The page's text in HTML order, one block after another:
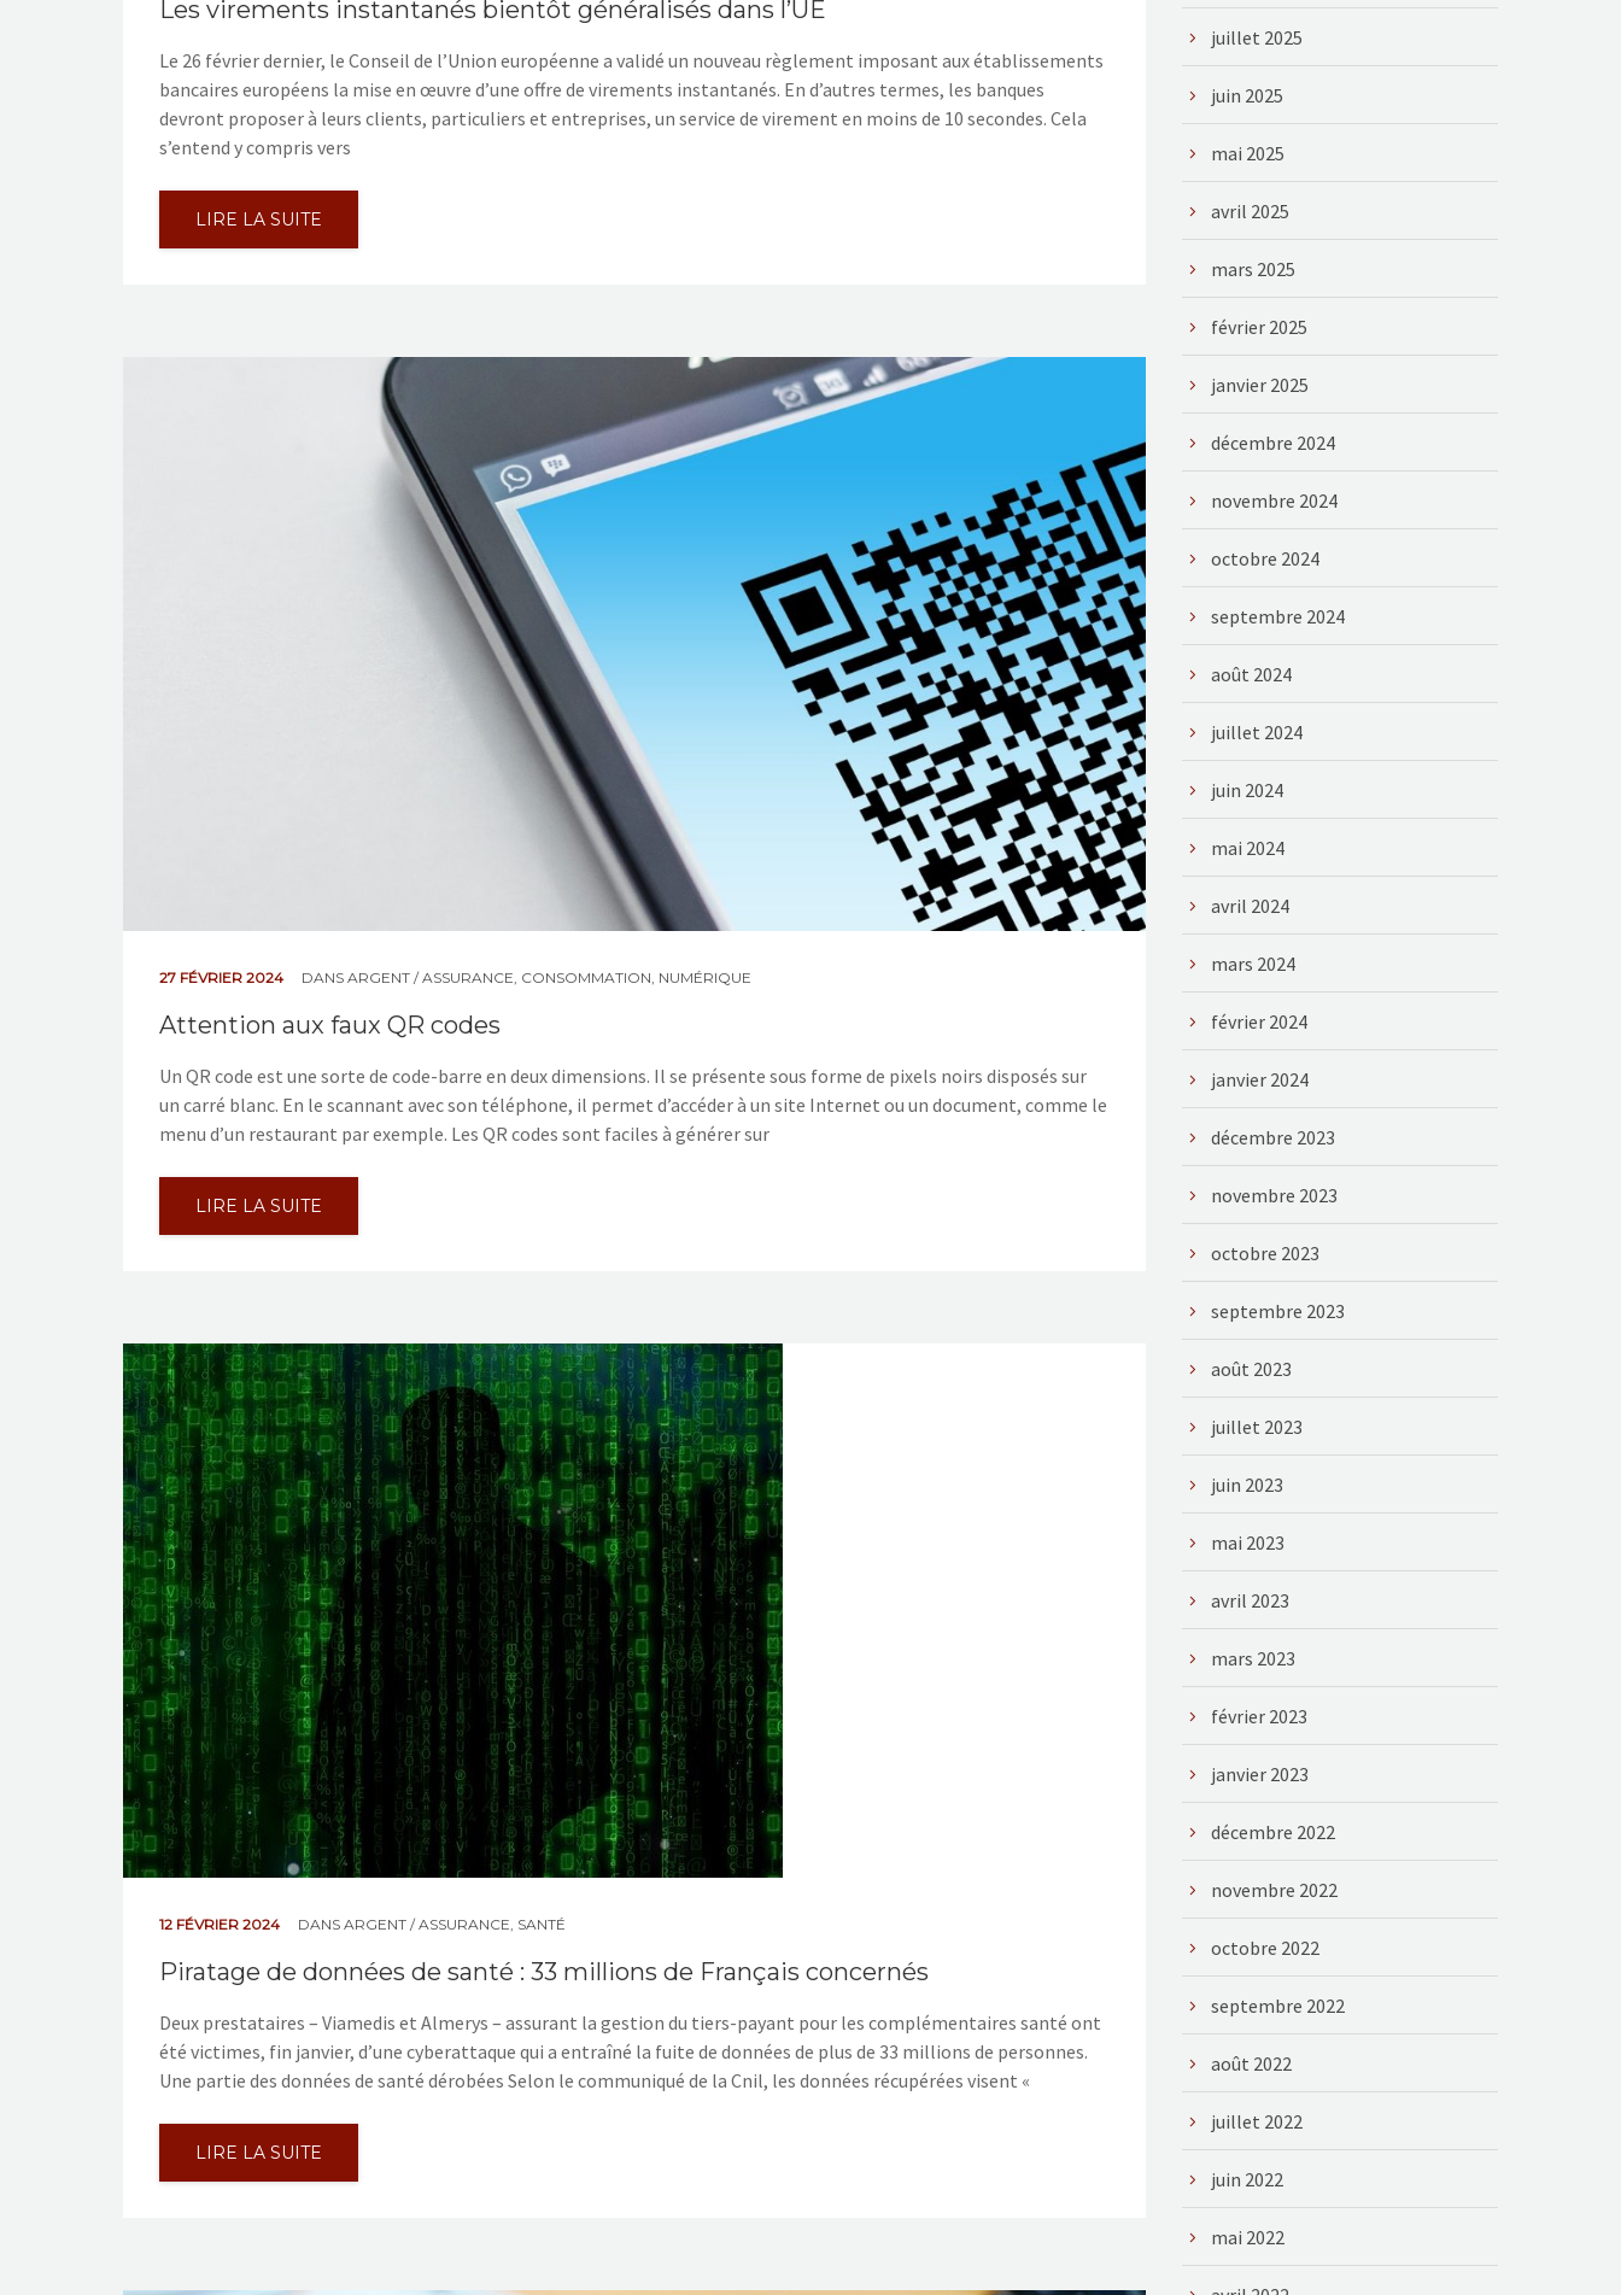
Les virements instantanés bientôt généralisés dans l’UE
Le 26 février dernier, le Conseil de l’Union européenne a validé un nouveau règlement imposant aux établissements
bancaires européens la mise en œuvre d’une offre de virements instantanés. En d’autres termes, les banques
devront proposer à leurs clients, particuliers et entreprises, un service de virement en moins de 10 secondes. Cela
s’entend y compris vers
LIRE LA SUITE
27 FÉVRIER 2024 DANS ARGENT / ASSURANCE CONSOMMATION NUMÉRIQUE
Attention aux faux QR codes
Un QR code est une sorte de code-barre en deux dimensions. Il se présente sous forme de pixels noirs disposés sur
un carré blanc. En le scannant avec son téléphone, il permet d’accéder à un site Internet ou un document, comme le
menu d’un restaurant par exemple. Les QR codes sont faciles à générer sur
LIRE LA SUITE
12 FÉVRIER 2024 DANS ARGENT / ASSURANCE SANTÉ
Piratage de données de santé : 33 millions de Français concernés
Deux prestataires – Viamedis et Almerys – assurant la gestion du tiers-payant pour les complémentaires santé ont
été victimes, fin janvier, d’une cyberattaque qui a entraîné la fuite de données de plus de 33 millions de personnes.
Une partie des données de santé dérobées Selon le communiqué de la Cnil, les données récupérées visent «
LIRE LA SUITE
juillet 2025
juin 2025
mai 2025
avril 2025
mars 2025
février 2025
janvier 2025
décembre 2024
novembre 2024
octobre 2024
septembre 2024
août 2024
juillet 2024
juin 2024
mai 2024
avril 2024
mars 2024
février 2024
janvier 2024
décembre 2023
novembre 2023
octobre 2023
septembre 2023
août 2023
juillet 2023
juin 2023
mai 2023
avril 2023
mars 2023
février 2023
janvier 2023
décembre 2022
novembre 2022
octobre 2022
septembre 2022
août 2022
juillet 2022
juin 2022
mai 2022